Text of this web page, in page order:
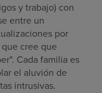
y trabajo) con
entre un
por
cree que
Cada familia es
el aluvión de
intrusivas.